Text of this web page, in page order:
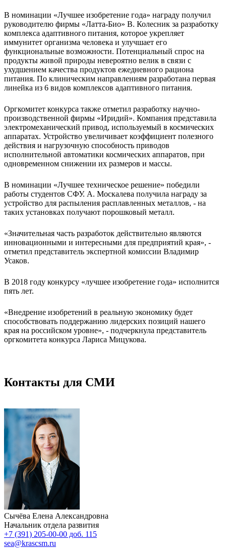
В номинации «Лучшее изобретение года» награду получил
руководителю фирмы «Латта-Био» В. Колесник за разработку
комплекса адаптивного питания, которое укрепляет
иммунитет организма человека и улучшает его
функциональные возможности. Потенциальный спрос на
продукты живой природы невероятно велик в связи с
ухудшением качества продуктов ежедневного рациона
питания. По клиническим направлениям разработана первая
линейка из 6 видов комплексов адаптивного питания.
Оргкомитет конкурса также отметил разработку научно-
производственной фирмы «Иридий». Компания представила
электромеханический привод, используемый в космических
аппаратах. Устройство увеличивает коэффициент полезного
действия и нагрузочную способность приводов
исполнительной автоматики космических аппаратов, при
одновременном снижении их размеров и массы.
В номинации «Лучшее техническое решение» победили
работы студентов СФУ. А. Москалева получила награду за
устройство для распыления расплавленных металлов, - на
таких установках получают порошковый металл.
«Значительная часть разработок действительно являются
инновационными и интересными для предприятий края», -
отметил представитель экспертной комиссии Владимир
Усаков.
В 2018 году конкурсу «лучшее изобретение года» исполнится
пять лет.
«Внедрение изобретений в реальную экономику будет
способствовать поддержанию лидерских позиций нашего
края на российском уровне», - подчеркнула представитель
оргкомитета конкурса Лариса Мицукова.
Контакты для СМИ
Сычёва Елена Александровна
Начальник отдела развития
+7 (391) 205-00-00 доб. 115
sea@krascsm.ru